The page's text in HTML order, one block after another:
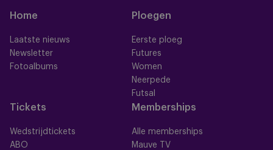
Home
Laatste nieuws
Newsletter
Fotoalbums
Ploegen
Eerste ploeg
Futures
Women
Neerpede
Futsal
Tickets
Wedstrijdtickets
ABO
Memberships
Alle memberships
Mauve TV